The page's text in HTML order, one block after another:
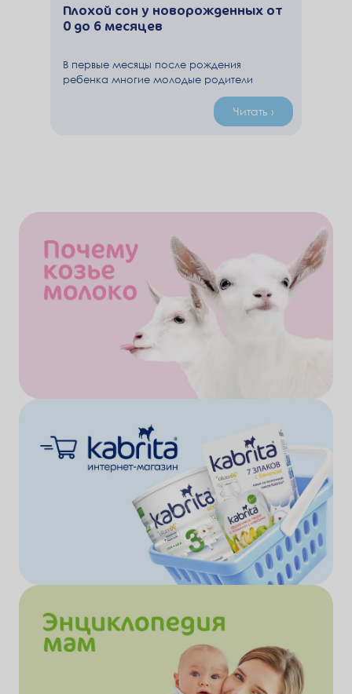
Плохой сон у новорожденных от
0 до 6 месяцев
В первые месяцы после рождения
ребенка многие молодые родители
понимают, что смысл выражения «спит,
как младенец» в реальности очень
отличается от того, который в него
Читать ›